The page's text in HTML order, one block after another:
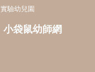
實驗幼兒園
小袋鼠幼師網